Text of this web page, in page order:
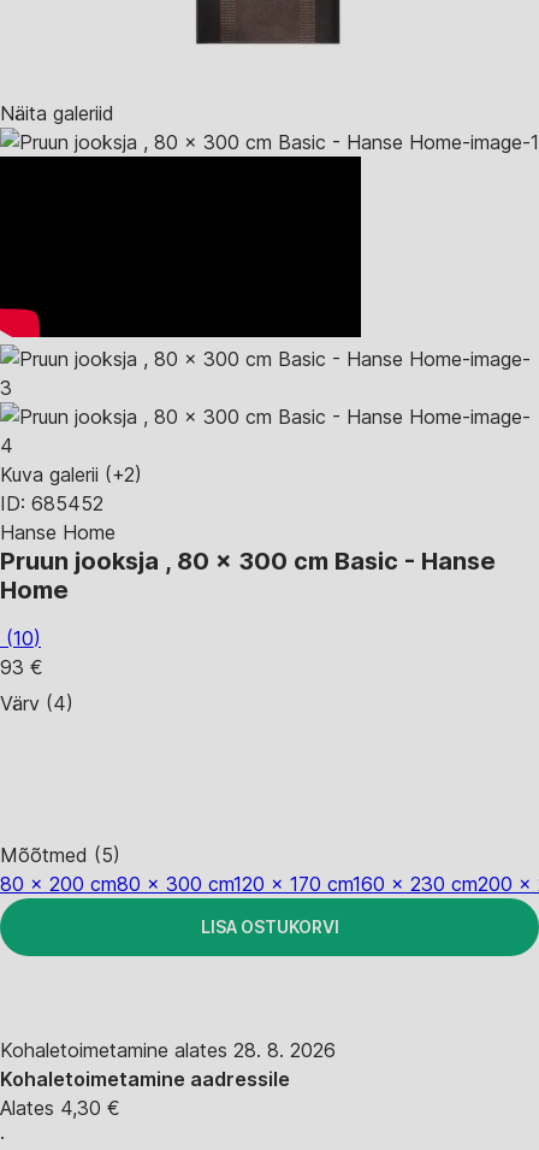
Näita galeriid
Kuva galerii (+2)
ID: 685452
Hanse Home
Pruun jooksja , 80 x 300 cm Basic - Hanse
Home
(10)
93 €
Värv (4)
Mõõtmed (5)
80 x 200 cm80 x 300 cm120 x 170 cm160 x 230 cm200 x
LISA OSTUKORVI
Kohaletoimetamine alates 28. 8. 2026
Kohaletoimetamine aadressile
Alates 4,30 €
·